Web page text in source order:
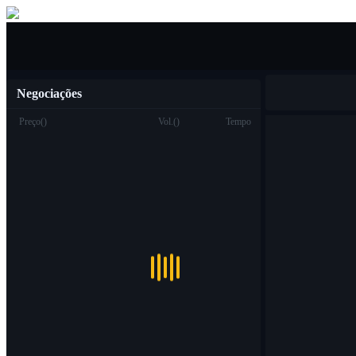
Negociações
Preço() Vol.() Tempo